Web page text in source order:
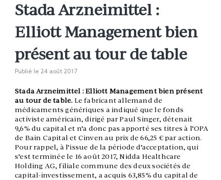
Stada Arzneimittel :
Elliott Management bien
présent au tour de table
Publié le 24 août 2017
Stada Arzneimittel : Elliott Management bien présent
au tour de table. Le fabricant allemand de
médicaments génériques a indiqué que le fonds
activiste américain, dirigé par Paul Singer, détenait
9,6% du capital et n’a donc pas apporté ses titres à l’OPA
de Bain Capital et Cinven au prix de 66,25 € par action.
Pour rappel, à l’issue de la période d’acceptation, qui
s’est terminée le 16 août 2017, Nidda Healthcare
Holding AG, filiale commune des deux sociétés de
capital-investissement, a acquis 63,85% du capital de